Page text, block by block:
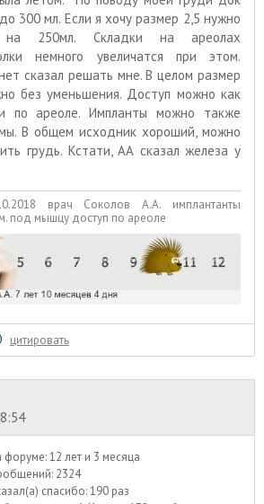
300 мл. Если я хочу размер 2,5 нужно
на 250мл. Складки на ареолах
немного увеличатся при этом.
сказал решать мне. В целом размер
без уменьшения. Доступ можно как
по ареоле. Импланты можно также
В общем исходник хороший, можно
грудь. Кстати, АА сказал железа у
врач Соколов А.А. имплантанты
под мышцу доступ по ареоле
цитировать
форуме:12 лет и 3 месяца
2324
спасибо:190 раз